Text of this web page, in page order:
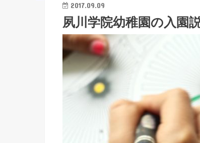
2017.09.09
夙川学院幼稚園の入園